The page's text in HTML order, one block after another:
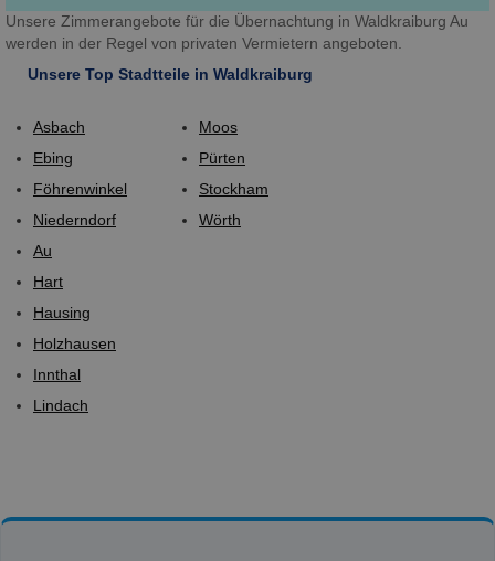
Unsere Zimmerangebote für die Übernachtung in Waldkraiburg Au
werden in der Regel von privaten Vermietern angeboten.
Unsere Top Stadtteile in Waldkraiburg
Asbach
Ebing
Föhrenwinkel
Niederndorf
Au
Hart
Hausing
Holzhausen
Innthal
Lindach
Moos
Pürten
Stockham
Wörth